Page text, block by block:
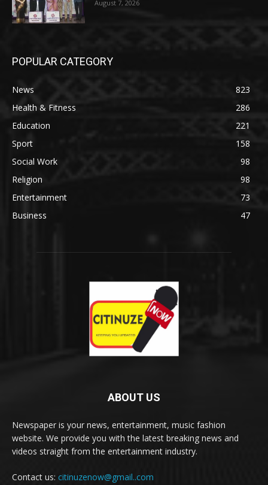
August 7, 2026
POPULAR CATEGORY
News
823
Health & Fitness
286
Education
221
Sport
158
Social Work
98
Religion
98
Entertainment
73
Business
47
ABOUT US
Newspaper is your news, entertainment, music fashion
website. We provide you with the latest breaking news and
videos straight from the entertainment industry.
Contact us: citinuzenow@gmail..com